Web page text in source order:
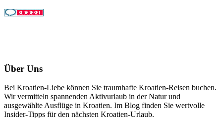
Über Uns
Bei Kroatien-Liebe können Sie traumhafte Kroatien-Reisen buchen.
Wir vermitteln spannenden Aktivurlaub in der Natur und
ausgewählte Ausflüge in Kroatien. Im Blog finden Sie wertvolle
Insider-Tipps für den nächsten Kroatien-Urlaub.